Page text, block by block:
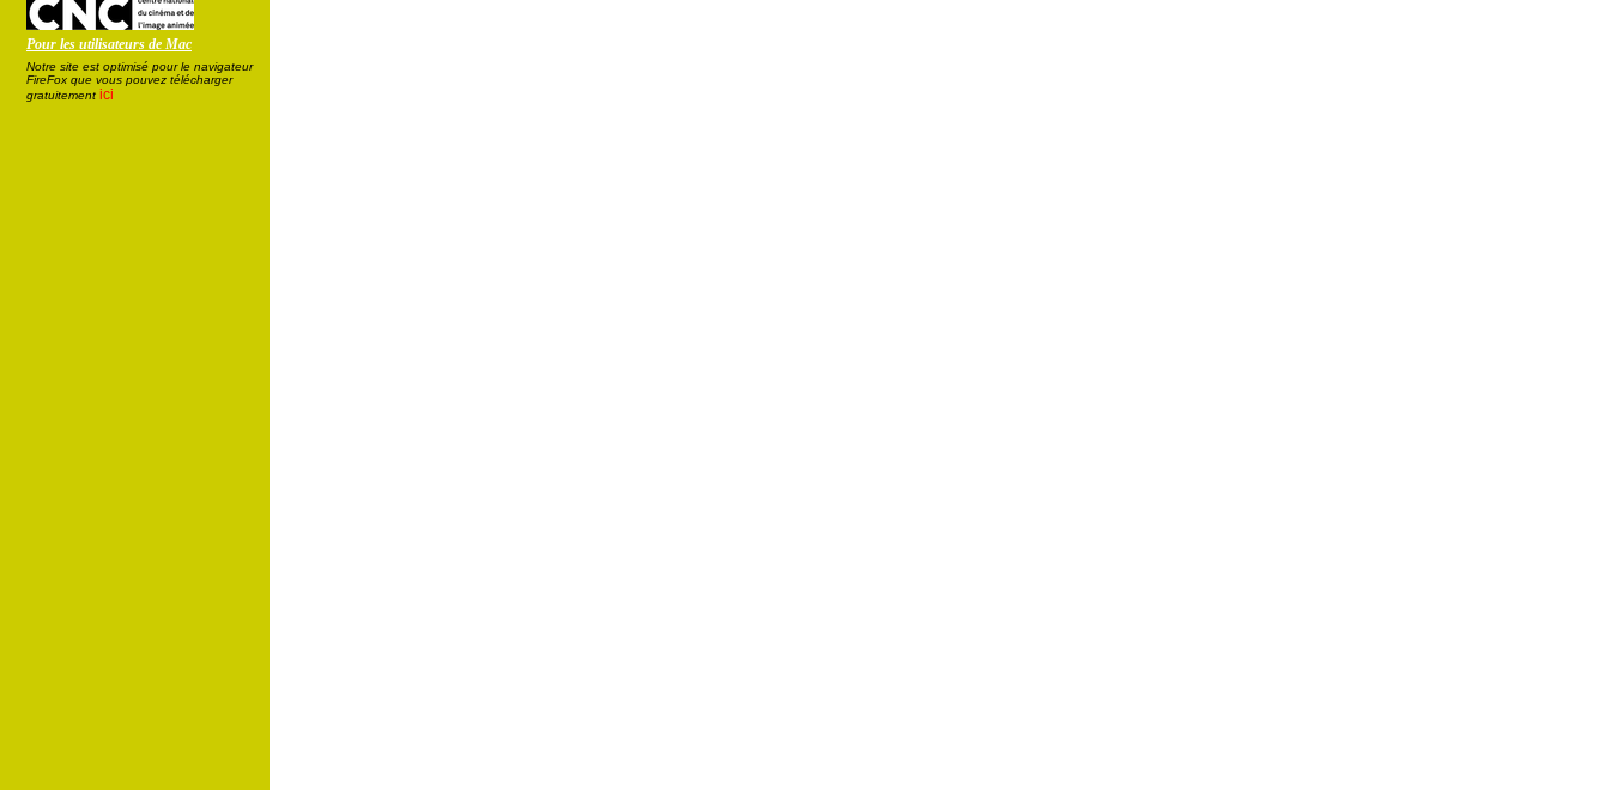
Pour les utilisateurs de Mac
Notre site est optimisé pour le navigateur
FireFox que vous pouvez télécharger
gratuitement ici